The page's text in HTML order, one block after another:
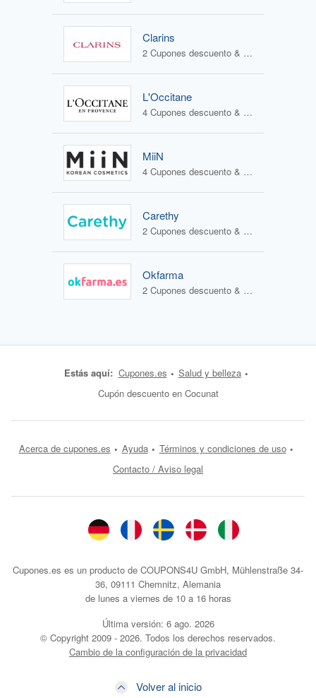
Clarins
2 Cupones descuento & 1 Oferta
L'Occitane
4 Cupones descuento & 2 Ofertas
MiiN
4 Cupones descuento & 3 Ofertas
Carethy
2 Cupones descuento & 1 Oferta
Okfarma
2 Cupones descuento & 1 Oferta
Estás aquí: Cupones.es
Salud y belleza
Cupón descuento en Cocunat
Acerca de cupones.es Ayuda
Términos y condiciones de uso
Contacto / Aviso legal
Cupones.es es un producto de COUPONS4U GmbH, Mühlenstraße 34-
36, 09111 Chemnitz, Alemania
de lunes a viernes de 10 a 16 horas
Última versión: 6 ago. 2026
© Copyright 2009 - 2026. Todos los derechos reservados.
Cambio de la configuración de la privacidad
Volver al inicio